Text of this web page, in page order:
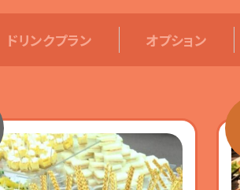
ドリンクプラン オプション